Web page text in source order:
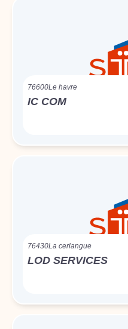
76600Le havre
IC COM
76430La cerlangue
LOD SERVICES